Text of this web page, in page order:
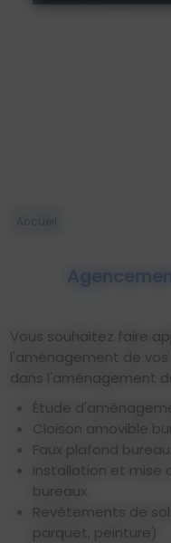
Accueil
Vous souhaitez faire
l'aménagement de vos
dans l'aménagement
Étude
Cloison amovible
Faux plafond
Installation et mise aux normes électrique de
bureaux
Revêtements de sols et murs bureaux (moquette,
parquet, peinture)